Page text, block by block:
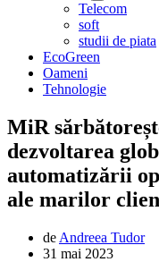
Telecom
soft
studii de piata
EcoGreen
Oameni
Tehnologie
MiR
dezvoltarea
automatizării
ale marilor
de Andreea Tudor
31 mai 2023